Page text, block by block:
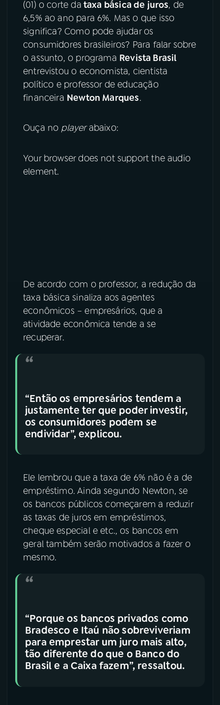
08 FESTIVAL DE MÚSICA
ACOMPANHE A RÁDIO NACIONAL
YouTube Facebook
Instagram X
(01) o corte da taxa básica de juros, de
6,5% ao ano para 6%. Mas o que isso
significa? Como pode ajudar os
consumidores brasileiros? Para falar sobre
o assunto, o programa Revista Brasil
entrevistou o economista, cientista
político e professor de educação
financeira Newton Marques.
Ouça no playerabaixo:
Your browser does not support the audio
element.
De acordo com o professor, a redução da
taxa básica sinaliza aos agentes
econômicos – empresários, que a
atividade econômica tende a se
recuperar.
“Então os empresários tendem a
justamente ter que poder investir,
os consumidores podem se
endividar”, explicou.
Ele lembrou que a taxa de 6% não é a de
empréstimo. Ainda segundo Newton, se
os bancos públicos começarem a reduzir
as taxas de juros em empréstimos,
cheque especial e etc., os bancos em
geral também serão motivados a fazer o
mesmo.
“Porque os bancos privados como
Bradesco e Itaú não sobreviveriam
para emprestar um juro mais alto,
tão diferente do que o Banco do
Brasil e a Caixa fazem”, ressaltou.